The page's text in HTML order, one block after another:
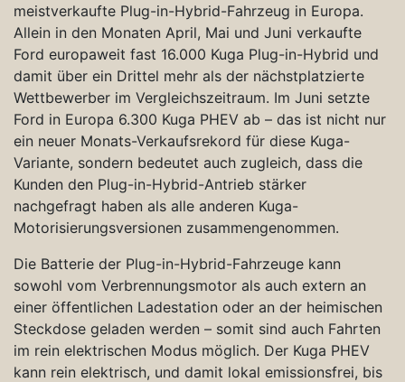
meistverkaufte Plug-in-Hybrid-Fahrzeug in Europa.
Allein in den Monaten April, Mai und Juni verkaufte
Ford europaweit fast 16.000 Kuga Plug-in-Hybrid und
damit über ein Drittel mehr als der nächstplatzierte
Wettbewerber im Vergleichszeitraum. Im Juni setzte
Ford in Europa 6.300 Kuga PHEV ab – das ist nicht nur
ein neuer Monats-Verkaufsrekord für diese Kuga-
Variante, sondern bedeutet auch zugleich, dass die
Kunden den Plug-in-Hybrid-Antrieb stärker
nachgefragt haben als alle anderen Kuga-
Motorisierungsversionen zusammengenommen.
Die Batterie der Plug-in-Hybrid-Fahrzeuge kann
sowohl vom Verbrennungsmotor als auch extern an
einer öffentlichen Ladestation oder an der heimischen
Steckdose geladen werden – somit sind auch Fahrten
im rein elektrischen Modus möglich. Der Kuga PHEV
kann rein elektrisch, und damit lokal emissionsfrei, bis